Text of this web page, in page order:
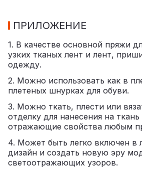
ПРИЛОЖЕНИЕ
1. В качестве основной пряжи
узких тканых лент и лент,
одежду.
2. Можно использовать как в
плетеных шнурках для обуви.
3. Можно ткать, плести или
отделку для нанесения на
отражающие свойства любым
4. Может быть легко включен
дизайн и создать новую эру
светоотражающих узоров.